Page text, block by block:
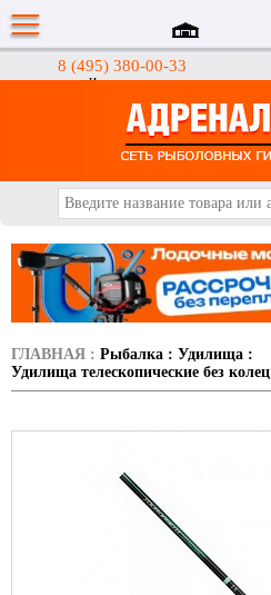
8 (495) 380-00-33
Интернет-магазин
ГЛАВНАЯ : Рыбалка : Удилища :
Удилища телескопические без колец